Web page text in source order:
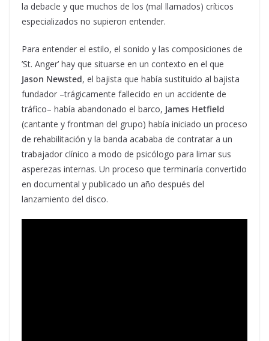
la debacle y que muchos de los (mal llamados) críticos
especializados no supieron entender.
Para entender el estilo, el sonido y las composiciones de
’St. Anger’ hay que situarse en un contexto en el que
Jason Newsted, el bajista que había sustituido al bajista
fundador –trágicamente fallecido en un accidente de
tráfico– había abandonado el barco, James Hetfield
(cantante y frontman del grupo) había iniciado un proceso
de rehabilitación y la banda acababa de contratar a un
trabajador clínico a modo de psicólogo para limar sus
asperezas internas. Un proceso que terminaría convertido
en documental y publicado un año después del
lanzamiento del disco.